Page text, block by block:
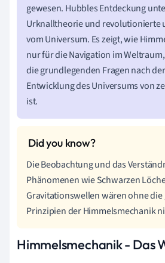
gewesen. Hubbles Entdeckung
Urknalltheorie und revolutionierte
vom Universum. Es zeigt, wie
nur für die Navigation im
die grundlegenden Fragen nach
Entwicklung des Universums von
ist.
Die Beobachtung und das
Phänomenen wie Schwarzen
Gravitationswellen wären ohne
Prinzipien der Himmelsmechanik
Himmelsmechanik - Das